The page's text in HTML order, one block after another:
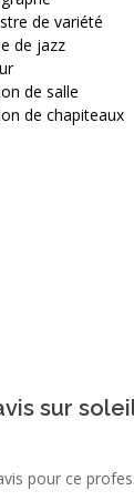
de variété
de jazz
de salle
de chapiteaux
sur
pour ce